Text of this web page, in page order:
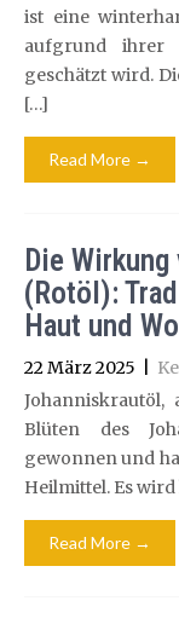
ist eine
aufgrund ihrer
geschätzt wird.
[…]
Read More →
Die
(Rotöl):
Haut und
22 März 2025
Blüten des
gewonnen und
Heilmittel. Es
Read More →